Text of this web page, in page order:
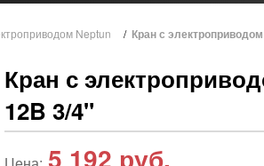
Neptun / Кран с
Кран с
12B 3/4"
5 192 руб.